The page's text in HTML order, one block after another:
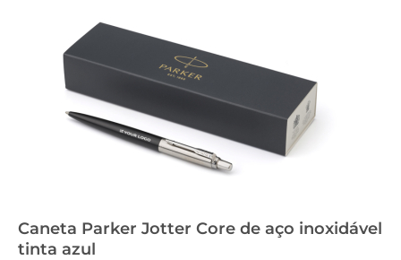
Caneta Parker Jotter Core de aço inoxidável
tinta azul